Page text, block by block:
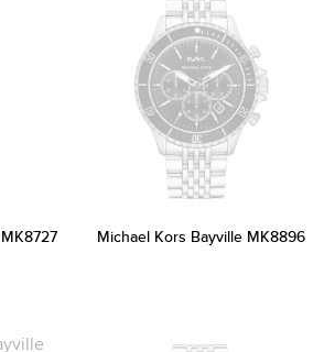
Michael Kors Bayville MK8896